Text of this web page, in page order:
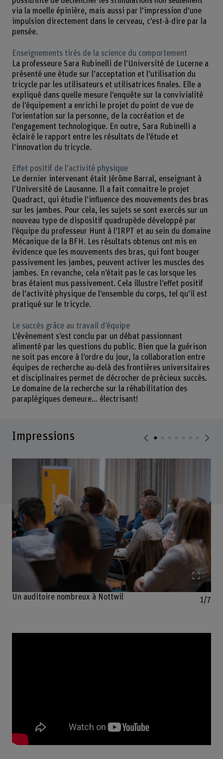
via la moelle épinière, mais aussi par l’impression d’une
impulsion directement dans le cerveau, c’est-à-dire par la
pensée.
Enseignements tirés de la science du comportement
La professeure Sara Rubinelli de l’Université de Lucerne a
présenté une étude sur l’acceptation et l’utilisation du
tricycle par les utilisateurs et utilisatrices finales. Elle a
expliqué dans quelle mesure l’enquête sur la convivialité
de l’équipement a enrichi le projet du point de vue de
l’orientation sur la personne, de la cocréation et de
l’engagement technologique. En outre, Sara Rubinelli a
éclairé le rapport entre les résultats de l’étude et
l’innovation du tricycle.
Effet positif de l’activité physique
Le dernier intervenant était Jérôme Barral, enseignant à
l’Université de Lausanne. Il a fait connaitre le projet
Quadract, qui étudie l’influence des mouvements des bras
sur les jambes. Pour cela, les sujets se sont exercés sur un
nouveau type de dispositif quadrupède développé par
l’équipe du professeur Hunt à l’IRPT et au sein du domaine
Mécanique de la BFH. Les résultats obtenus ont mis en
évidence que les mouvements des bras, qui font bouger
passivement les jambes, peuvent activer les muscles des
jambes. En revanche, cela n’était pas le cas lorsque les
bras étaient mus passivement. Cela illustre l’effet positif
de l’activité physique de l’ensemble du corps, tel qu’il est
pratiqué sur le tricycle.
Le succès grâce au travail d’équipe
L’évènement s’est conclu par un débat passionnant
alimenté par les questions du public. Bien que la guérison
ne soit pas encore à l’ordre du jour, la collaboration entre
équipes de recherche au-delà des frontières universitaires
et disciplinaires permet de décrocher de précieux succès.
Le domaine de la recherche sur la réhabilitation des
paraplégiques demeure… électrisant!
Impressions
Un auditoire nombreux à Nottwil 1/7